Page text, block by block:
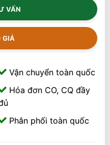
VẤN
GIÁ
Vận chuyển toàn quốc
Hóa đơn CO, CQ đầy
Phân phối toàn quốc